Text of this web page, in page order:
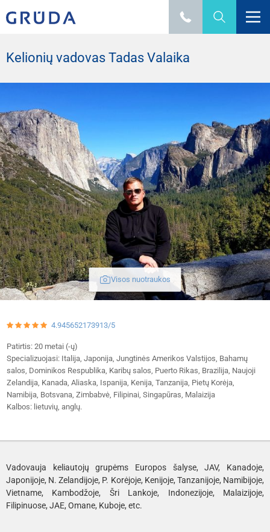
Kelionių vadovas Tadas Valaika
Visos nuotraukos
4.945652173913/5
Patirtis: 20 metai (-ų)
Specializuojasi: Italija, Japonija, Jungtinės Amerikos Valstijos, Bahamų
salos, Dominikos Respublika, Karibų salos, Puerto Rikas, Brazilija, Naujoji
Zelandija, Kanada, Aliaska, Ispanija, Kenija, Tanzanija, Pietų Korėja,
Namibija, Botsvana, Zimbabvė, Filipinai, Singapūras, Malaizija
Kalbos: lietuvių, anglų.
Vadovauja keliautojų grupėms Europos šalyse, JAV, Kanadoje,
Japonijoje, N. Zelandijoje, P. Korėjoje, Kenijoje, Tanzanijoje, Namibijoje,
Vietname, Kambodžoje, Šri Lankoje, Indonezijoje, Malaizijoje,
Filipinuose, JAE, Omane, Kuboje, etc.